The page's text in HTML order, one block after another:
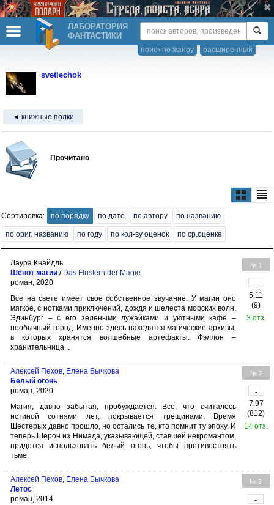
ЛАБОРАТОРИЯ
ФАНТАСТИКИ
расширенный
поиск по жанру
svetlechok
◄ книжные полки
Прочитано
Сортировка: по порядку по дате по автору по названию
по ориг. названию по году по кол-ву оценок по ср.оценке
Лаура Кнайдль
Шёпот магии / Das Flüstern der Magie
роман, 2020
Все на свете имеет свое собственное звучание. У магии оно
мягкое, с нотками приключений, дождя и шелеста морских волн.
Эдинбург – с его зелеными лужайками и уютными кафе –
необычный город. Именно здесь находятся магические архивы,
в которых хранятся волшебные артефакты. Фэллон –
хранительница...
№ 1
-
5.11
(9)
3 отз.
Алексей Пехов, Елена Бычкова
Белый огонь
роман, 2020
Магия, давно забытая, пробуждается. Все, что считалось
истиной сотнями лет, покрывается трещинами. Время
Шестерых давно прошло, но остались те, кто помнит ту эпоху. И
теперь Шерон из Нимада, указывающей, ставшей некромантом,
придется использовать белый огонь, чтобы противостоять
тьме.
№ 2
-
7.97
(812)
14 отз.
Алексей Пехов, Елена Бычкова
Летос
роман, 2014
№ 3
-